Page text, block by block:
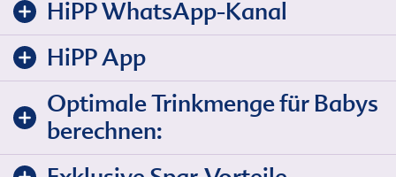
HiPP WhatsApp-Kanal
HiPP App
Optimale Trinkmenge für Babys
berechnen: